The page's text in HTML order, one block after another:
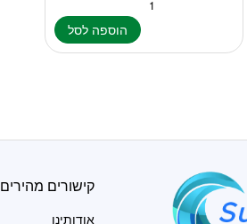
הוספה לסל
קישורים מהירים
אודותינו